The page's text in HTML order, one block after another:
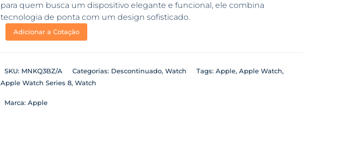
para quem busca um dispositivo elegante e funcional, ele combina
tecnologia de ponta com um design sofisticado.
Adicionar a Cotação
SKU: MNKQ3BZ/A Categorias: Descontinuado, Watch Tags: Apple, Apple Watch,
Apple Watch Series 8, Watch
Marca: Apple